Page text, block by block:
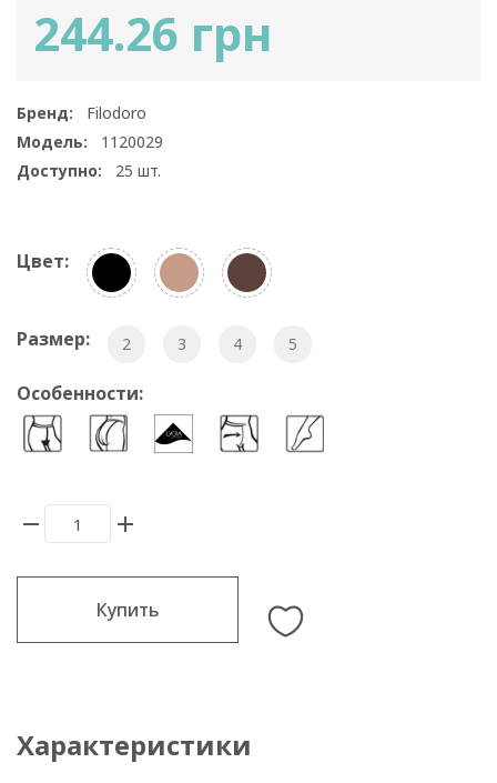
244.26 грн
Бренд:
Filodoro
Модель:
1120029
Доступно:
25 шт.
Цвет:
Размер: 2 3 4 5
Особенности:
Купить
Характеристики